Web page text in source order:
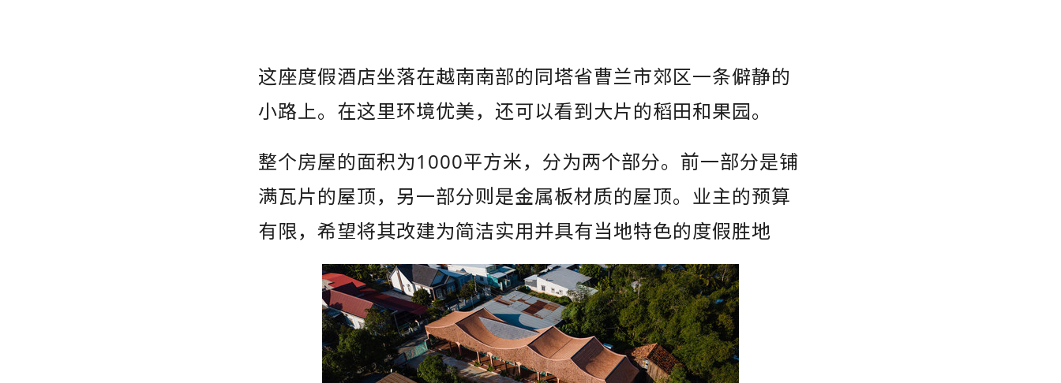
这座度假酒店坐落在越南南部的同塔省曹兰市郊区一条僻静的
小路上。在这里环境优美，还可以看到大片的稻田和果园。
整个房屋的面积为1000平方米，分为两个部分。前一部分是铺
满瓦片的屋顶，另一部分则是金属板材质的屋顶。业主的预算
有限，希望将其改建为简洁实用并具有当地特色的度假胜地